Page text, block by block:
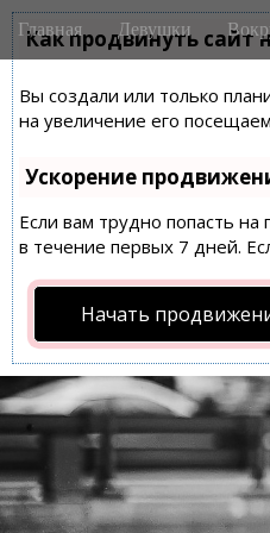
Как продвинуть сайт
Вы создали или только
на увеличение его
Ускорение
Если вам трудно попасть
в течение первых 7 дней.
Начать
M
a
n
m
e
n
u
i
Главная Девушки